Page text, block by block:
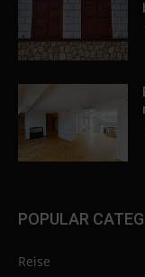
POPULAR
Reise